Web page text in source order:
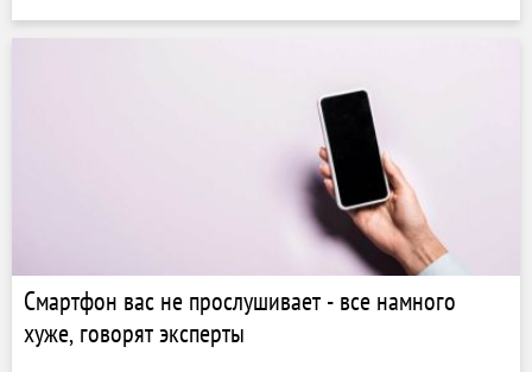
Смартфон вас не прослушивает - все намного
хуже, говорят эксперты